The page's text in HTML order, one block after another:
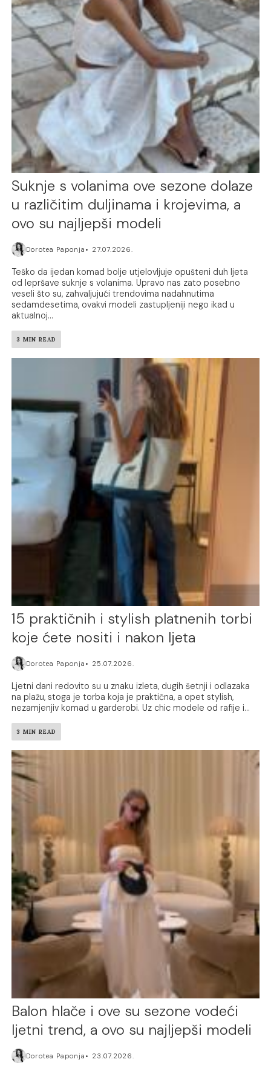
Suknje s volanima ove sezone dolaze
u različitim duljinama i krojevima, a
ovo su najljepši modeli
Dorotea Paponja 27.07.2026.
Teško da ijedan komad bolje utjelovljuje opušteni duh ljeta
od lepršave suknje s volanima. Upravo nas zato posebno
veseli što su, zahvaljujući trendovima nadahnutima
sedamdesetima, ovakvi modeli zastupljeniji nego ikad u
aktualnoj...
3 MIN READ
15 praktičnih i stylish platnenih torbi
koje ćete nositi i nakon ljeta
Dorotea Paponja 25.07.2026.
Ljetni dani redovito su u znaku izleta, dugih šetnji i odlazaka
na plažu, stoga je torba koja je praktična, a opet stylish,
nezamjenjiv komad u garderobi. Uz chic modele od rafije i...
3 MIN READ
Balon hlače i ove su sezone vodeći
ljetni trend, a ovo su najljepši modeli
Dorotea Paponja 23.07.2026.